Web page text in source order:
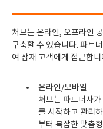
처브는 온라인, 오프라인
구축할 수 있습니다. 파트
여 잠재 고객에게 접근합니
온라인/모바일
처브는 파트너사
를 시작하고 관리
부터 복잡한 맞춤